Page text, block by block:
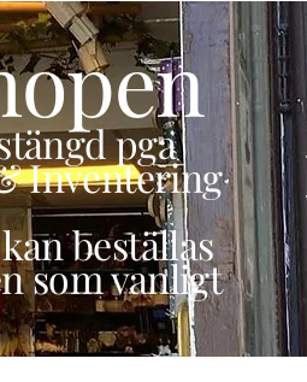
pga
Inventering
beställas
som vanligt